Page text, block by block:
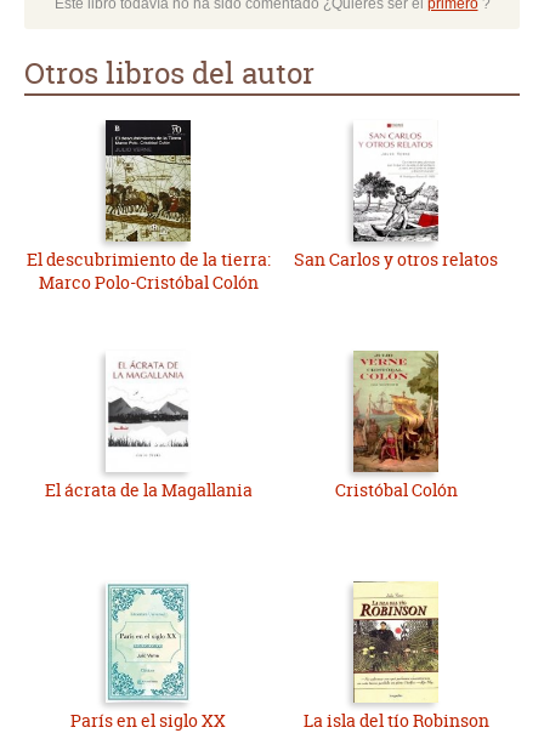
Este libro todavía no ha sido comentado ¿Quieres ser el primero?
Otros libros del autor
El descubrimiento de la tierra:
Marco Polo-Cristóbal Colón
San Carlos y otros relatos
El ácrata de la Magallania Cristóbal Colón
París en el siglo XX La isla del tío Robinson